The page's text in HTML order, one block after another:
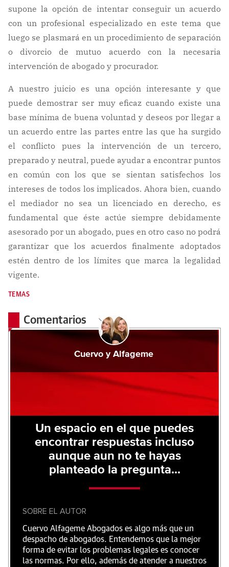
supone la opción de intentar conseguir un acuerdo
con un profesional especializado en este tema que
luego se plasmará en un procedimiento de separación
o divorcio de mutuo acuerdo con la necesaria
intervención de abogado y procurador.
A nuestro juicio es una opción interesante y que
puede demostrar ser muy eficaz cuando existe una
base mínima de buena voluntad y deseos por llegar a
un acuerdo entre las partes entre las que ha surgido
el conflicto pues la intervención de un tercero,
preparado y neutral, puede ayudar a encontrar puntos
en común con los que se sientan satisfechos los
intereses de todos los implicados. Ahora bien, cuando
el mediador no sea un licenciado en derecho, es
fundamental que éste actúe siempre debidamente
asesorado por un abogado, pues en otro caso no podrá
garantizar que los acuerdos finalmente adoptados
estén dentro de los límites que marca la legalidad
vigente.
TEMAS
Comentarios
Cuervo y Alfageme
Un espacio en el que puedes
encontrar respuestas incluso
aunque aun no te hayas
planteado la pregunta...
SOBRE EL AUTOR
Cuervo Alfageme Abogados es algo más que un
despacho de abogados. Entendemos que la mejor
forma de evitar los problemas legales es conocer
las normas. Por ello, además de atender a nuestros